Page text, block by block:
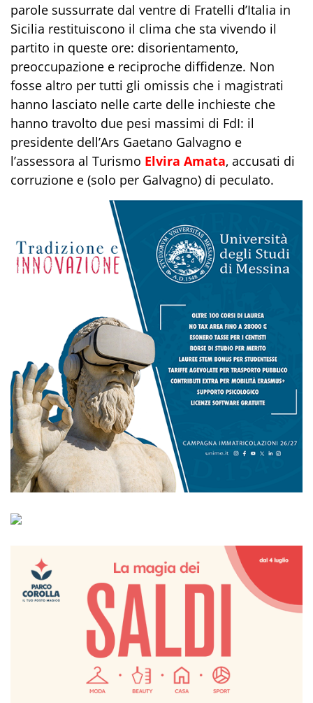
parole sussurrate dal ventre di Fratelli d’Italia in
Sicilia restituiscono il clima che sta vivendo il
partito in queste ore: disorientamento,
preoccupazione e reciproche diffidenze. Non
fosse altro per tutti gli omissis che i magistrati
hanno lasciato nelle carte delle inchieste che
hanno travolto due pesi massimi di FdI: il
presidente dell’Ars Gaetano Galvagno e
l’assessora al Turismo Elvira Amata, accusati di
corruzione e (solo per Galvagno) di peculato.